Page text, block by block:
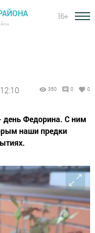
16+
350 0 0
день Федорина. С ним
наши предки